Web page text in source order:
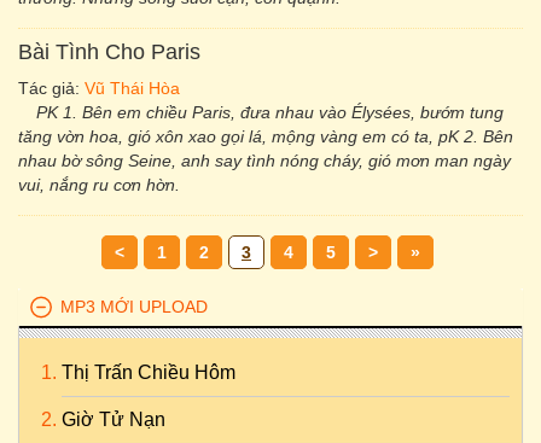
Bài Tình Cho Paris
Tác giả: Vũ Thái Hòa
PK 1. Bên em chiều Paris, đưa nhau vào Élysées, bướm tung
tăng vờn hoa, gió xôn xao gọi lá, mộng vàng em có ta, pK 2. Bên
nhau bờ sông Seine, anh say tình nóng cháy, gió mơn man ngày
vui, nắng ru cơn hờn.
< 1 2 3 4 5 > »
MP3 MỚI UPLOAD
Thị Trấn Chiều Hôm
Giờ Tử Nạn